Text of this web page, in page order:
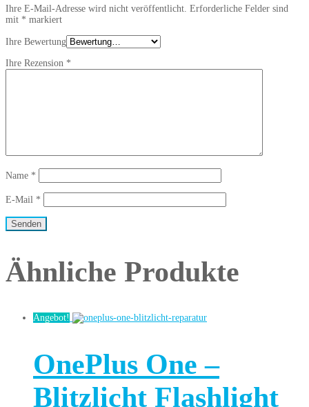
Ihre E-Mail-Adresse wird nicht veröffentlicht. Erforderliche Felder sind
mit * markiert
Ihre Bewertung
Ihre Rezension *
Name *
E-Mail *
Ähnliche Produkte
Angebot!
OnePlus One –
Blitzlicht Flashlight